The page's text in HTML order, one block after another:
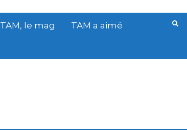
TAM, le mag TAM a aimé